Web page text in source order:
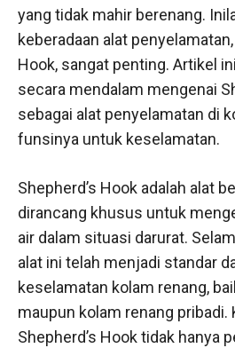
yang tidak mahir berenang.
keberadaan alat
Hook, sangat penting. Artikel
secara mendalam mengenai
sebagai alat penyelamatan di
funsinya untuk keselamatan.
Shepherd’s Hook adalah alat
dirancang khusus untuk
air dalam situasi darurat.
alat ini telah menjadi standar
keselamatan kolam renang,
maupun kolam renang pribadi.
Shepherd’s Hook tidak hanya